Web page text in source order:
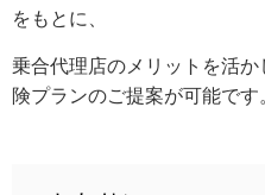
をもとに、
乗合代理店のメリットを活
険プランのご提案が可能です